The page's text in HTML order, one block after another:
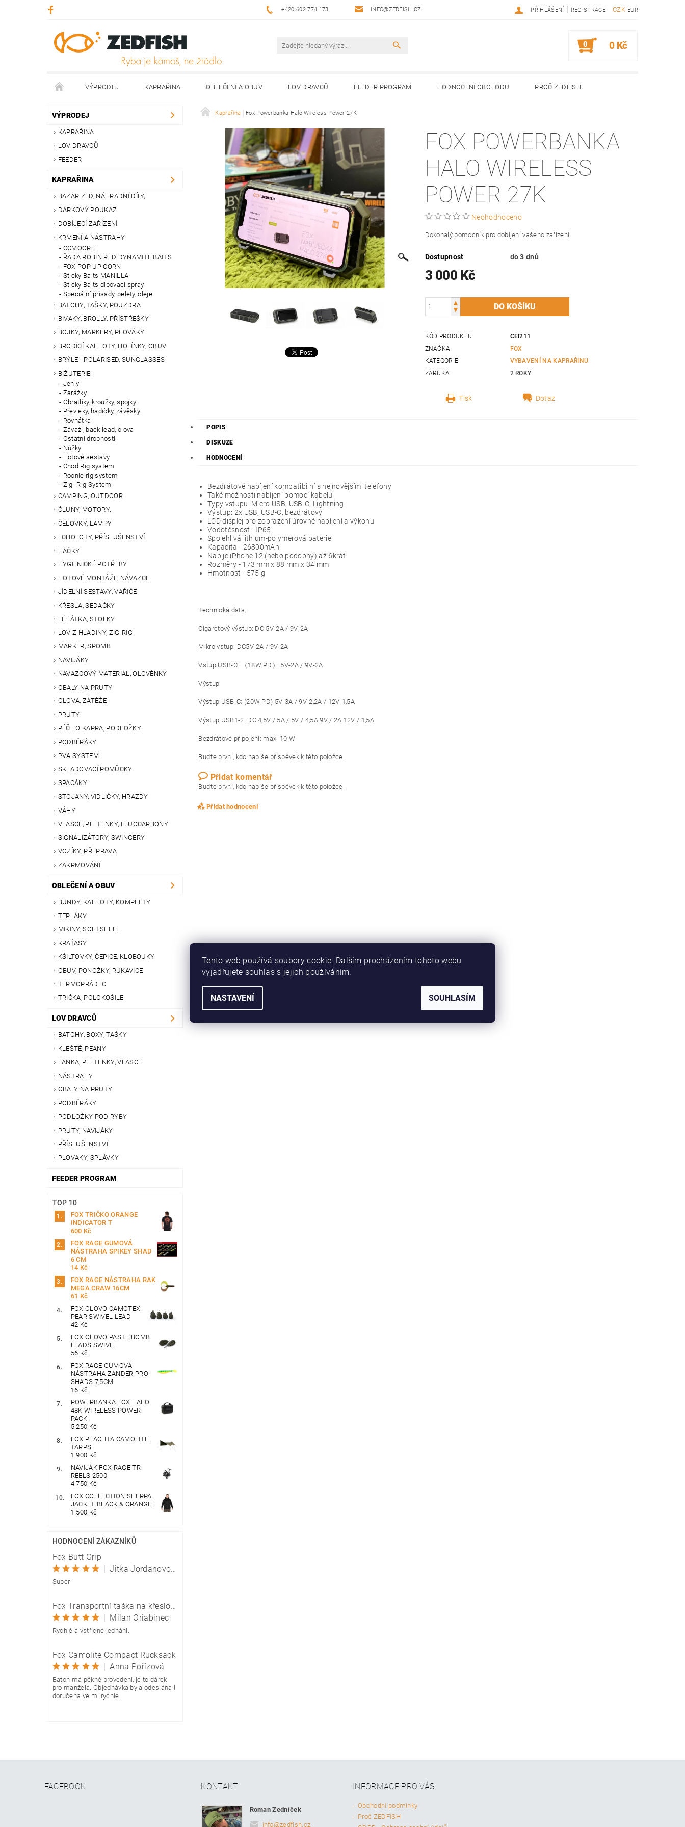
+420 602 774 173 INFO@ZEDFISH.CZ CZK EUR
PŘIHLÁŠENÍ | REGISTRACE
0 0 Kč
VÝPRODEJ KAPRAŘINA OBLEČENÍ A OBUV LOV DRAVCŮ FEEDER PROGRAM HODNOCENÍ OBCHODU PROČ ZEDFISH
KONTAKTY
VÝPRODEJ
KAPRAŘINA
LOV DRAVCŮ
FEEDER
KAPRAŘINA
BAZAR ZED, NÁHRADNÍ DÍLY,
DÁRKOVÝ POUKAZ
DOBÍJECÍ ZAŘÍZENÍ
KRMENÍ A NÁSTRAHY
CCMOORE
ŘADA ROBIN RED DYNAMITE BAITS
FOX POP UP CORN
Sticky Baits MANILLA
Sticky Baits dipovací spray
Speciální přísady, pelety, oleje
BATOHY, TAŠKY, POUZDRA
BIVAKY, BROLLY, PŘÍSTŘEŠKY
BOJKY, MARKERY, PLOVÁKY
BRODÍCÍ KALHOTY, HOLÍNKY, OBUV
BRÝLE - POLARISED, SUNGLASSES
BIŽUTERIE
Jehly
Zarážky
Obratlíky, kroužky, spojky
Převleky, hadičky, závěsky
Rovnátka
Závaží, back lead, olova
Ostatní drobnosti
Nůžky
Hotové sestavy
Chod Rig system
Roonie rig system
Zig -Rig System
CAMPING, OUTDOOR
ČLUNY, MOTORY.
ČELOVKY, LAMPY
ECHOLOTY, PŘÍSLUŠENSTVÍ
HÁČKY
HYGIENICKÉ POTŘEBY
HOTOVÉ MONTÁŽE, NÁVAZCE
JÍDELNÍ SESTAVY, VAŘIČE
KŘESLA, SEDAČKY
LÉHÁTKA, STOLKY
LOV Z HLADINY, ZIG-RIG
MARKER, SPOMB
NAVIJÁKY
NÁVAZCOVÝ MATERIÁL, OLOVĚNKY
OBALY NA PRUTY
OLOVA, ZÁTĚŽE
PRUTY
PÉČE O KAPRA, PODLOŽKY
PODBĚRÁKY
PVA SYSTEM
SKLADOVACÍ POMŮCKY
SPACÁKY
STOJANY, VIDLIČKY, HRAZDY
VÁHY
VLASCE, PLETENKY, FLUOCARBONY
SIGNALIZÁTORY, SWINGERY
VOZÍKY, PŘEPRAVA
ZAKRMOVÁNÍ
OBLEČENÍ A OBUV
BUNDY, KALHOTY, KOMPLETY
TEPLÁKY
MIKINY, SOFTSHEEL
KRAŤASY
KŠILTOVKY, ČEPICE, KLOBOUKY
OBUV, PONOŽKY, RUKAVICE
TERMOPRÁDLO
TRIČKA, POLOKOŠILE
LOV DRAVCŮ
BATOHY, BOXY, TAŠKY
KLEŠTĚ, PEANY
LANKA, PLETENKY, VLASCE
NÁSTRAHY
OBALY NA PRUTY
PODBĚRÁKY
PODLOŽKY POD RYBY
PRUTY, NAVIJÁKY
PŘÍSLUŠENSTVÍ
PLOVAKY, SPLÁVKY
FEEDER PROGRAM
TOP 10
FOX TRIČKO ORANGE
INDICATOR T
600 Kč
FOX RAGE GUMOVÁ
NÁSTRAHA SPIKEY SHAD
6 CM
14 Kč
FOX RAGE NÁSTRAHA RAK
MEGA CRAW 16CM
61 Kč
FOX OLOVO CAMOTEX
PEAR SWIVEL LEAD
42 Kč
FOX OLOVO PASTE BOMB
LEADS SWIVEL
56 Kč
FOX RAGE GUMOVÁ
NÁSTRAHA ZANDER PRO
SHADS 7,5CM
16 Kč
POWERBANKA FOX HALO
48K WIRELESS POWER
PACK
5 250 Kč
FOX PLACHTA CAMOLITE
TARPS
1 900 Kč
NAVIJÁK FOX RAGE TR
REELS 2500
4 750 Kč
FOX COLLECTION SHERPA
JACKET BLACK & ORANGE
1 500 Kč
HODNOCENÍ ZÁKAZNÍKŮ
Fox Butt Grip
|
Jitka Jordanovová
Super
Fox Transportní taška na křeslo Camolite Chair Bag
| Milan Oriabinec
Rychlé a vstřícné jednání.
Fox Camolite Compact Rucksack
| Anna Pořízová
Batoh má pěkné provedení, je to dárek
pro manžela. Objednávka byla odeslána i
doručena velmi rychle.
Kaprařina Fox Powerbanka Halo Wireless Power 27K
FOX POWERBANKA
HALO WIRELESS
POWER 27K
Neohodnoceno
Dokonalý pomocník pro dobíjení vašeho zařízení
Dostupnost do 3 dnů
3 000 Kč
KÓD PRODUKTU
CEI211
ZNAČKA
FOX
KATEGORIE
VYBAVENÍ NA KAPRAŘINU
ZÁRUKA
2 ROKY
Tisk Dotaz
POPIS
DISKUZE
HODNOCENÍ
Bezdrátové nabíjení kompatibilní s nejnovějšími telefony
Také možnosti nabíjení pomocí kabelu
Typy vstupu: Micro USB, USB-C, Lightning
Výstup: 2x USB, USB-C, bezdrátový
LCD displej pro zobrazení úrovně nabíjení a výkonu
Vodotěsnost - IP65
Spolehlivá lithium-polymerová baterie
Kapacita - 26800mAh
Nabije iPhone 12 (nebo podobný) až 6krát
Rozměry - 173 mm x 88 mm x 34 mm
Hmotnost - 575 g
Technická data:
Cigaretový výstup: DC 5V-2A / 9V-2A
Mikro vstup: DC5V-2A / 9V-2A
Vstup USB-C: （18W PD） 5V-2A / 9V-2A
Výstup:
Výstup USB-C: (20W PD) 5V-3A / 9V-2,2A / 12V-1,5A
Výstup USB1-2: DC 4,5V / 5A / 5V / 4,5A 9V / 2A 12V / 1,5A
Bezdrátové připojení: max. 10 W
Buďte první, kdo napíše příspěvek k této položce.
Přidat komentář
Buďte první, kdo napíše příspěvek k této položce.
Přidat hodnocení
FACEBOOK KONTAKT
Roman Zedníček
info@zedfish.cz
INFORMACE PRO VÁS
Obchodní podmínky
Proč ZEDFISH
Tento web používá soubory cookie. Dalším procházením tohoto webu
vyjadřujete souhlas s jejich používáním.
NASTAVENÍ SOUHLASÍM